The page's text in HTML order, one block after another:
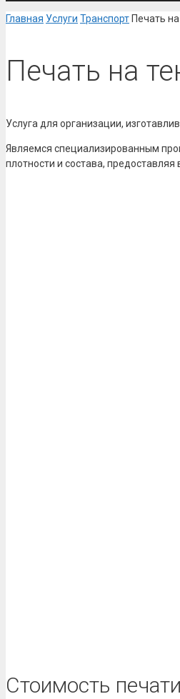
Главная Услуги Транспорт Печать
Печать на
Услуга для организации,
Являемся специализированным
плотности и состава,
Стоимость